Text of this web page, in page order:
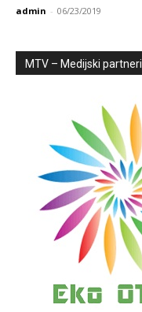
admin - 06/23/2019
MTV – Medijski partneri